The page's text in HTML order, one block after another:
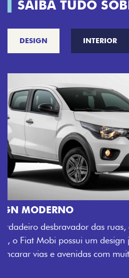
SAIBA TUDO
DESIGN INTERIOR
CINCO OPÇÕES DE CORES
O Fiat Mobi tem sempre uma
sua cara. Escolha entre o
Montecarlo, Branco Banchisa,